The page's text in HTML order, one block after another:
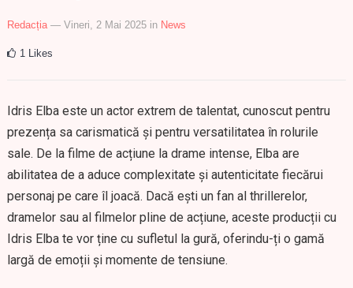
Redacția — Vineri, 2 Mai 2025 in News
1 Likes
Idris Elba este un actor extrem de talentat, cunoscut pentru
prezența sa carismatică și pentru versatilitatea în rolurile
sale. De la filme de acțiune la drame intense, Elba are
abilitatea de a aduce complexitate și autenticitate fiecărui
personaj pe care îl joacă. Dacă ești un fan al thrillerelor,
dramelor sau al filmelor pline de acțiune, aceste producții cu
Idris Elba te vor ține cu sufletul la gură, oferindu-ți o gamă
largă de emoții și momente de tensiune.